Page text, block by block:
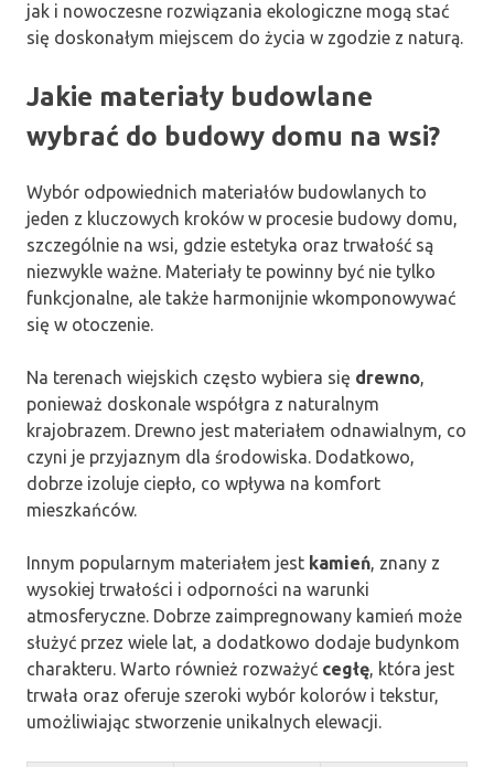
jak i nowoczesne rozwiązania ekologiczne mogą stać
się doskonałym miejscem do życia w zgodzie z naturą.
Jakie materiały budowlane
wybrać do budowy domu na wsi?
Wybór odpowiednich materiałów budowlanych to
jeden z kluczowych kroków w procesie budowy domu,
szczególnie na wsi, gdzie estetyka oraz trwałość są
niezwykle ważne. Materiały te powinny być nie tylko
funkcjonalne, ale także harmonijnie wkomponowywać
się w otoczenie.
Na terenach wiejskich często wybiera się drewno,
ponieważ doskonale współgra z naturalnym
krajobrazem. Drewno jest materiałem odnawialnym, co
czyni je przyjaznym dla środowiska. Dodatkowo,
dobrze izoluje ciepło, co wpływa na komfort
mieszkańców.
Innym popularnym materiałem jest kamień, znany z
wysokiej trwałości i odporności na warunki
atmosferyczne. Dobrze zaimpregnowany kamień może
służyć przez wiele lat, a dodatkowo dodaje budynkom
charakteru. Warto również rozważyć cegłę, która jest
trwała oraz oferuje szeroki wybór kolorów i tekstur,
umożliwiając stworzenie unikalnych elewacji.